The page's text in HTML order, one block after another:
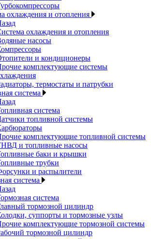
охлаждения и отопления
охлаждения и отопления
насосы
и кондиционеры
комплектующие системы
термостаты и патрубки
система
система
топливной системы
комплектующие топливной системы
и топливные насосы
баки и крышки
трубки
и распылители
система
система
тормозной цилиндр
суппорты и тормозные узлы
комплектующие тормозной системы
тормозной цилиндр